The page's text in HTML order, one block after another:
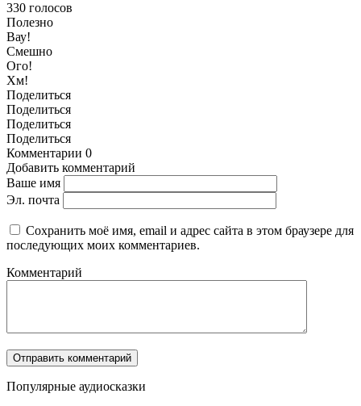
330 голосов
Полезно
Вау!
Смешно
Ого!
Хм!
Поделиться
Поделиться
Поделиться
Поделиться
Комментарии 0
Добавить комментарий
Ваше имя
Эл. почта
Сохранить моё имя, email и адрес сайта в этом браузере для
последующих моих комментариев.
Комментарий
Популярные аудиосказки